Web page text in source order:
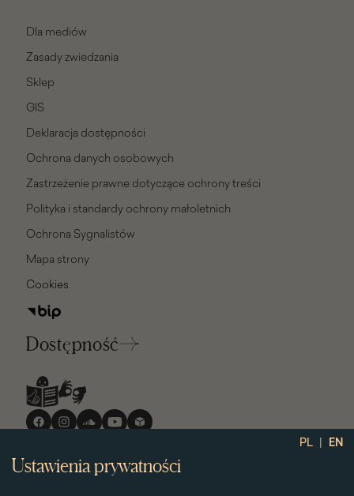
PL | EN
Ustawienia prywatności
Dla mediów
Zasady zwiedzania
Sklep
GIS
Deklaracja dostępności
Ochrona danych osobowych
Zastrzeżenie prawne dotyczące ochrony treści
Polityka i standardy ochrony małoletnich
Ochrona Sygnalistów
Mapa strony
Cookies
Dostępność
Media
społecznościowe